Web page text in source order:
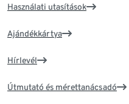
Használati utasítások
Ajándékkártya
Hírlevél
Útmutató és mérettanácsadó